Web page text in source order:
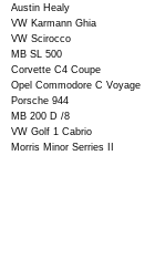
Austin Healy
VW Karmann Ghia
VW Scirocco
MB SL 500
Corvette C4 Coupe
Opel Commodore C Voyage
Porsche 944
MB 200 D /8
VW Golf 1 Cabrio
Morris Minor Serries II